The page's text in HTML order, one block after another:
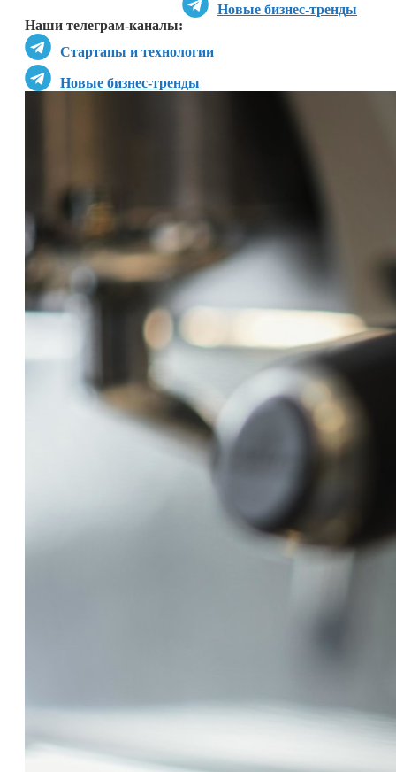
Новые бизнес-тренды
Наши телеграм-каналы:
Стартапы и технологии
Новые бизнес-тренды